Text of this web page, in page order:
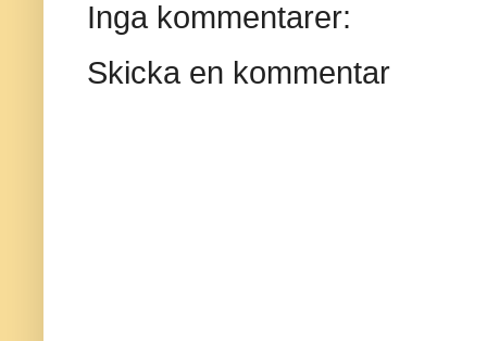
Inga kommentarer:
Skicka en kommentar